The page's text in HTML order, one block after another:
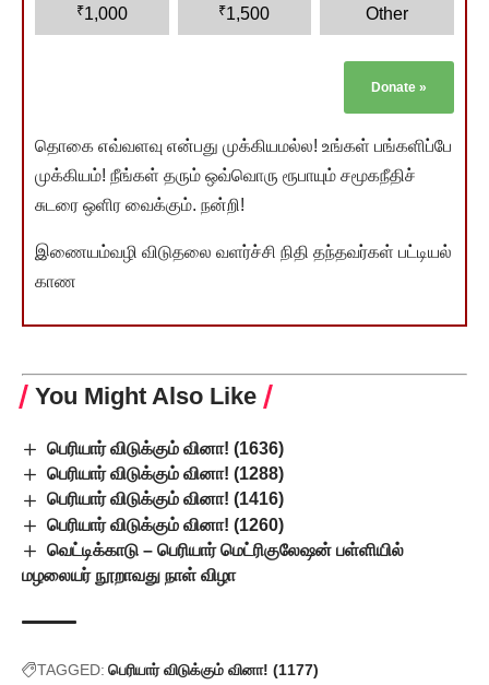
₹1,000 ₹1,500 Other
Donate »
தொகை எவ்வளவு என்பது முக்கியமல்ல! உங்கள் பங்களிப்பே
முக்கியம்! நீங்கள் தரும் ஒவ்வொரு ரூபாயும் சமூகநீதிச்
சுடரை ஒளிர வைக்கும். நன்றி!
இணையம்வழி விடுதலை வளர்ச்சி நிதி தந்தவர்கள் பட்டியல்
காண
You Might Also Like
பெரியார் விடுக்கும் வினா! (1636)
பெரியார் விடுக்கும் வினா! (1288)
பெரியார் விடுக்கும் வினா! (1416)
பெரியார் விடுக்கும் வினா! (1260)
வெட்டிக்காடு – பெரியார் மெட்ரிகுலேஷன் பள்ளியில்
மழலையர் நூறாவது நாள் விழா
TAGGED: பெரியார் விடுக்கும் வினா! (1177)